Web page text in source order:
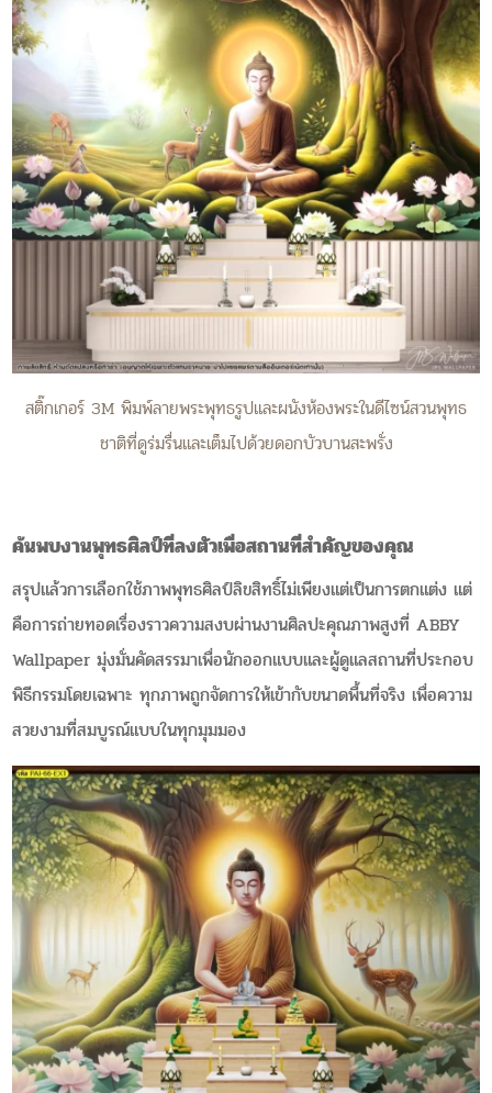
สติ๊กเกอร์ 3M พิมพ์ลายพระพุทธรูปและผนังห้องพระในดีไซน์สวนพุทธ
ชาติที่ดูร่มรื่นและเต็มไปด้วยดอกบัวบานสะพรั่ง
ค้นพบงานพุทธศิลป์ที่ลงตัวเพื่อสถานที่สำคัญของคุณ
สรุปแล้วการเลือกใช้ภาพพุทธศิลป์ลิขสิทธิ์ไม่เพียงแต่เป็นการตกแต่ง แต่
คือการถ่ายทอดเรื่องราวความสงบผ่านงานศิลปะคุณภาพสูงที่ ABBY
Wallpaper มุ่งมั่นคัดสรรมาเพื่อนักออกแบบและผู้ดูแลสถานที่ประกอบ
พิธีกรรมโดยเฉพาะ ทุกภาพถูกจัดการให้เข้ากับขนาดพื้นที่จริง เพื่อความ
สวยงามที่สมบูรณ์แบบในทุกมุมมอง